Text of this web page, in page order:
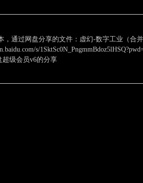
，通过网盘分享的文件：虚幻-数字工业（合
s/
级会员v6的分享